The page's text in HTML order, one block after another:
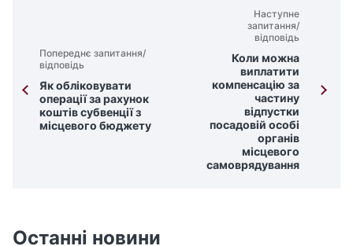
Попереднє запитання/
відповідь
Як обліковувати
операції за рахунок
коштів субвенції з
місцевого бюджету
Наступне
запитання/
відповідь
Коли можна
виплатити
компенсацію за
частину
відпустки
посадовій особі
органів
місцевого
самоврядування
Останні новини